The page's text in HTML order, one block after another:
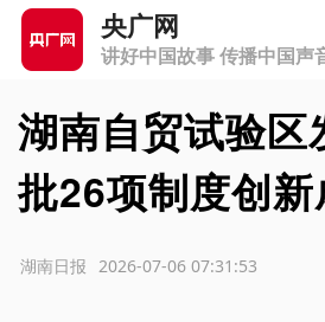
央广网
讲好中国故事 传播中国声
湖南自贸试验区
批26项制度创
2026-07-06 07:31:53
湖南日报